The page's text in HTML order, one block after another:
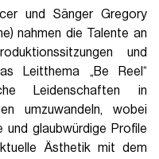
und Sänger Gregory
nahmen die Talente an
und
Leitthema „Be Reel“
Leidenschaften in
umzuwandeln, wobei
glaubwürdige Profile
Ästhetik mit dem